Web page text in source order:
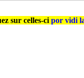
sur celles-ci por vidi